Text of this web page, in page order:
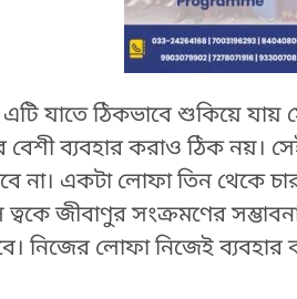
এটি যাতে ঠিকভাবে শুকিয়ে
ব্যবহার করাও ঠিক নয়।
না। একটা লোফা তিন থেকে
ত্বকে জীবাণুর সংক্রমণের
নিজের লোফা নিজেই